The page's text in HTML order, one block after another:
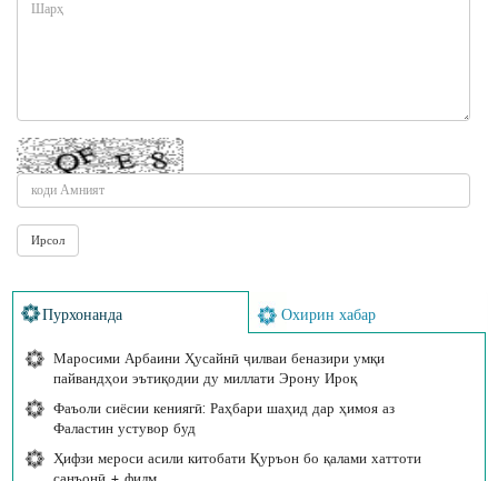
Пурхонанда Охирин хабар
Маросими Арбаини Ҳусайнӣ ҷилваи беназири умқи
пайвандҳои эътиқодии ду миллати Эрону Ироқ
Фаъоли сиёсии кениягӣ: Раҳбари шаҳид дар ҳимоя аз
Фаластин устувор буд
Ҳифзи мероси асили китобати Қуръон бо қалами хаттоти